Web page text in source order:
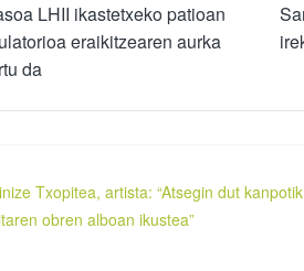
LHII ikastetxeko patioan
eraikitzearen aurka
da
Txopitea, artista: “Atsegin dut
obren alboan ikustea”